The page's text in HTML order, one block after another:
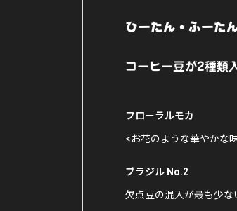
ひーたん・ふーた
コーヒー豆が2種類
フローラルモカ
<お花のような華やかな
ブラジル No.2
欠点豆の混入が最も少な